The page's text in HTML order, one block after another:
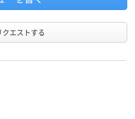
クエストする